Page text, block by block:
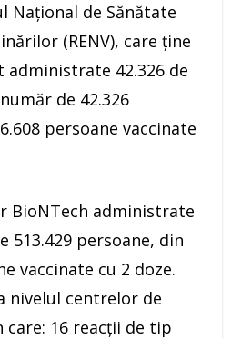
Naţional de Sănătate
(RENV), care ţine
42.326 de
de 42.326
persoane vaccinate
BioNTech administrate
513.429 persoane, din
vaccinate cu 2 doze.
nivelul centrelor de
16 reacţii de tip